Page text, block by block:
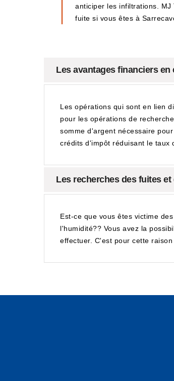
anticiper les infiltrations.
fuite si vous êtes à
Les avantages financiers
Les opérations qui sont en lien
pour les opérations de
somme d'argent nécessaire
crédits d'impôt réduisant le taux
Les recherches des fuites
Est-ce que vous êtes victime
l'humidité?? Vous avez la
effectuer. C'est pour cette